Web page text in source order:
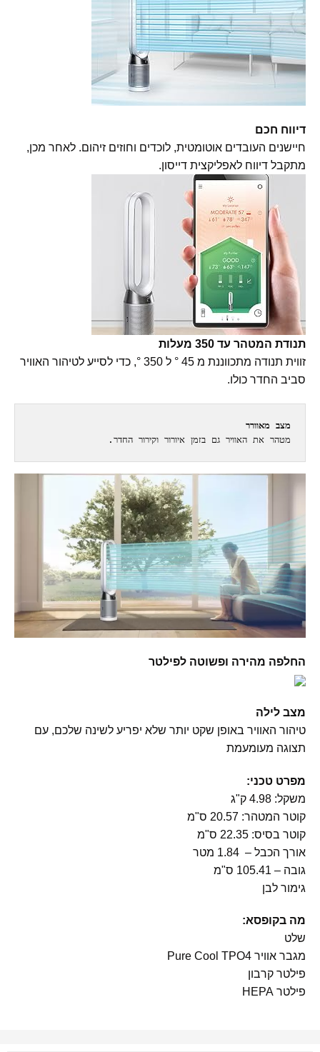
דיווח חכם
חיישנים העובדים אוטומטית, לוכדים וחוזים זיהום. לאחר מכן,
מתקבל דיווח לאפליקצית דייסון.
תנודת המטהר עד 350 מעלות
זווית תנודה מתכווננת מ 45 ° ל 350 °, כדי לסייע לטיהור האוויר
סביב החדר כולו.
מצב מאוורר
מטהר את האוויר גם בזמן איורור וקירור החדר.
החלפה מהירה ופשוטה לפילטר
מצב לילה
טיהור האוויר באופן שקט יותר שלא יפריע לשינה שלכם, עם
תצוגה מעומעמת
מפרט טכני:
משקל: 4.98 ק"ג
קוטר המטהר: 20.57 ס"מ
קוטר בסיס: 22.35 ס"מ
אורך הכבל – 1.84 מטר
גובה – 105.41 ס"מ
גימור לבן
מה בקופסא:
שלט
מגבר אוויר Pure Cool TPO4
פילטר קרבון
פילטר HEPA